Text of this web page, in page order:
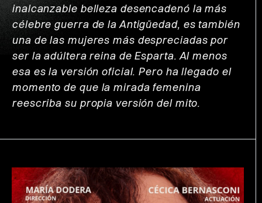
inalcanzable belleza desencadenó la más
célebre guerra de la Antigüedad, es también
una de las mujeres más despreciadas por
ser la adúltera reina de Esparta. Al menos
esa es la versión oficial. Pero ha llegado el
momento de que la mirada femenina
reescriba su propia versión del mito.